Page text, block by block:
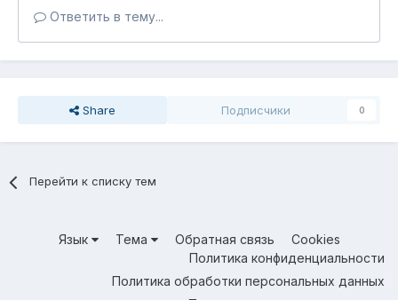
Ответить в тему...
Share Подписчики 0
Перейти к списку тем
Язык Тема Обратная связь
Cookies
Политика конфиденциальности
Политика обработки персональных данных